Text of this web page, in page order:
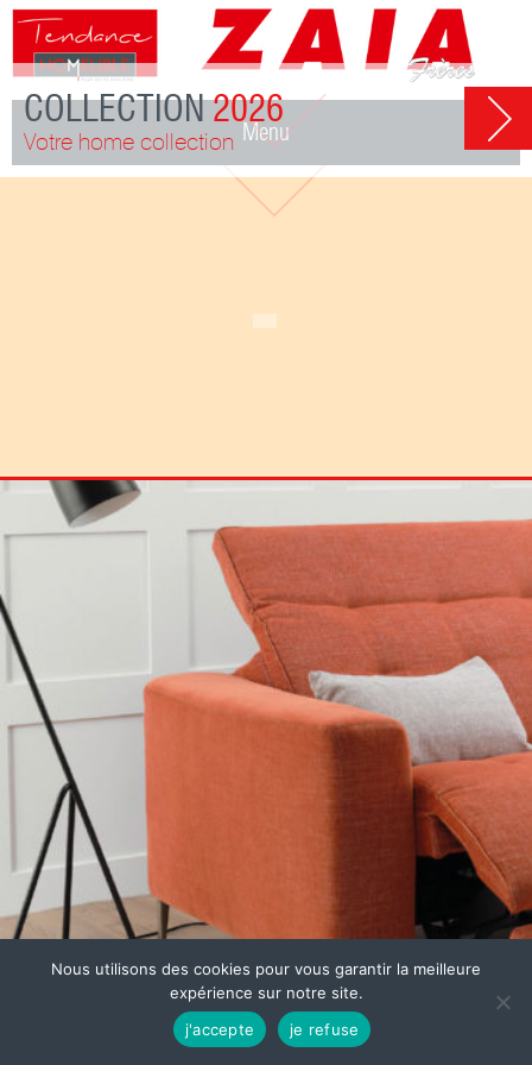
Menu
COLLECTION2026
Votre home collection
Nous utilisons des cookies pour vous garantir la meilleure
expérience sur notre site.
j'accepte
je refuse